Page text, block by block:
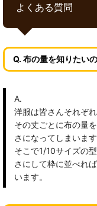
よくある質問
Q. 布の量を知りたい
A.
洋服は皆さんそれぞ
その丈ごとに布の量
さになってしまいます
そこで1/10サイズの
さにして枠に並べれ
います。